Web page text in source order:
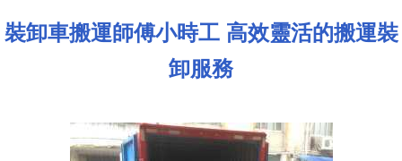
裝卸車搬運師傅小時工 高效靈活的搬運裝
卸服務